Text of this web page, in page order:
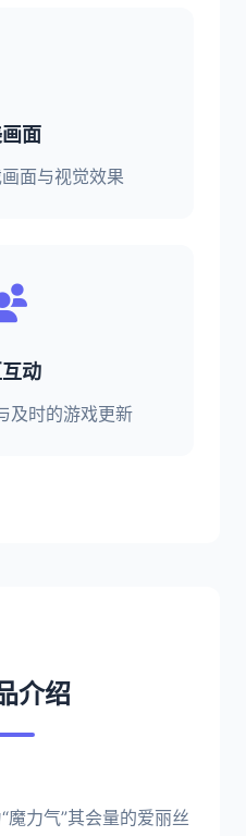
面
面与视觉效果
动
及时的游戏更新
介绍
魔力气”其会量的爱丽丝